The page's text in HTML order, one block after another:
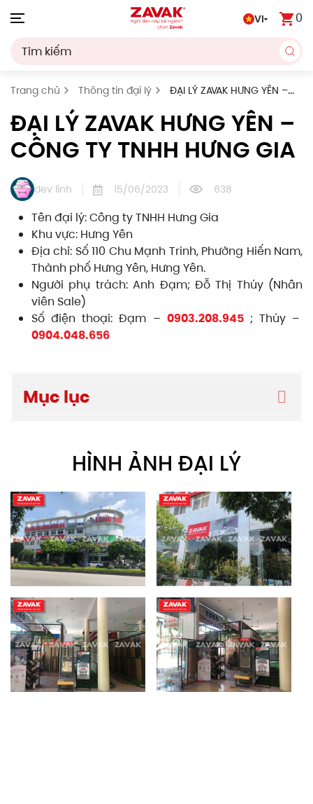
VI 0
Trang chủ Thông tin đại lý
ĐẠI LÝ ZAVAK HƯNG YÊN –
CÔNG TY TNHH HƯNG GIA
ĐẠI LÝ ZAVAK HƯNG YÊN –
CÔNG TY TNHH HƯNG GIA
dev linh 15/06/2023 638
Tên đại lý: Công ty TNHH Hưng Gia
Khu vực: Hưng Yên
Địa chỉ: Số 110 Chu Mạnh Trinh, Phường Hiến Nam,
Thành phố Hưng Yên, Hưng Yên.
Người phụ trách: Anh Đạm; Đỗ Thị Thúy (Nhân
viên Sale)
Số điện thoại: Đạm – 0903.208.945; Thúy –
0904.048.656
Mục lục
HÌNH ẢNH ĐẠI LÝ